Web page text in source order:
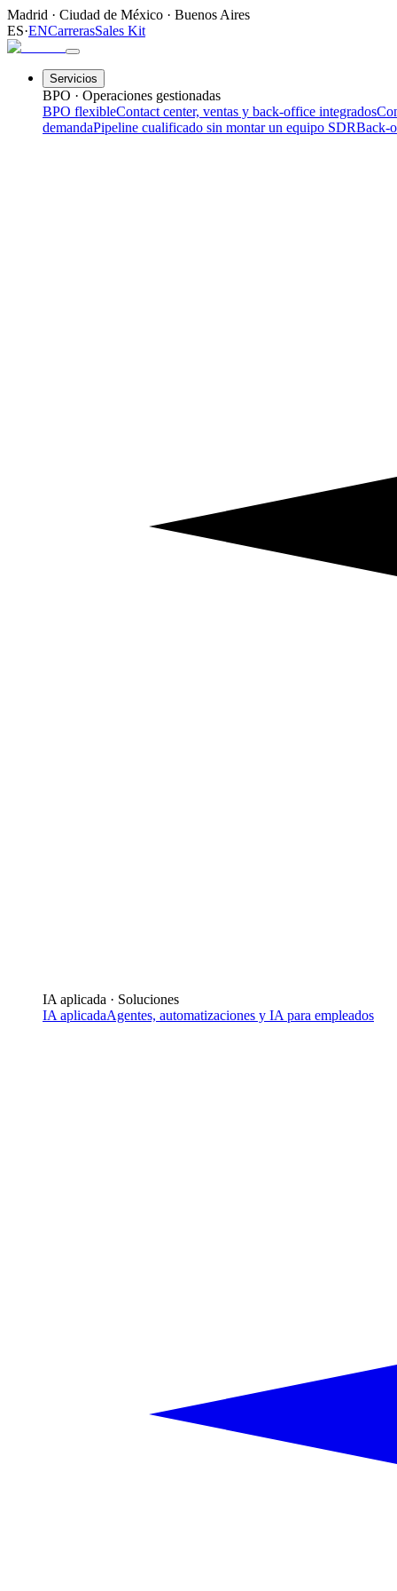
Madrid · Ciudad de México · Buenos Aires
ES·ENCarrerasSales Kit
Servicios
BPO · Operaciones gestionadas
BPO flexibleContact center, ventas y back-office integrados
demandaPipeline cualificado sin montar un equipo SDRBack-
IA aplicada · Soluciones
IA aplicadaAgentes, automatizaciones y IA para empleados